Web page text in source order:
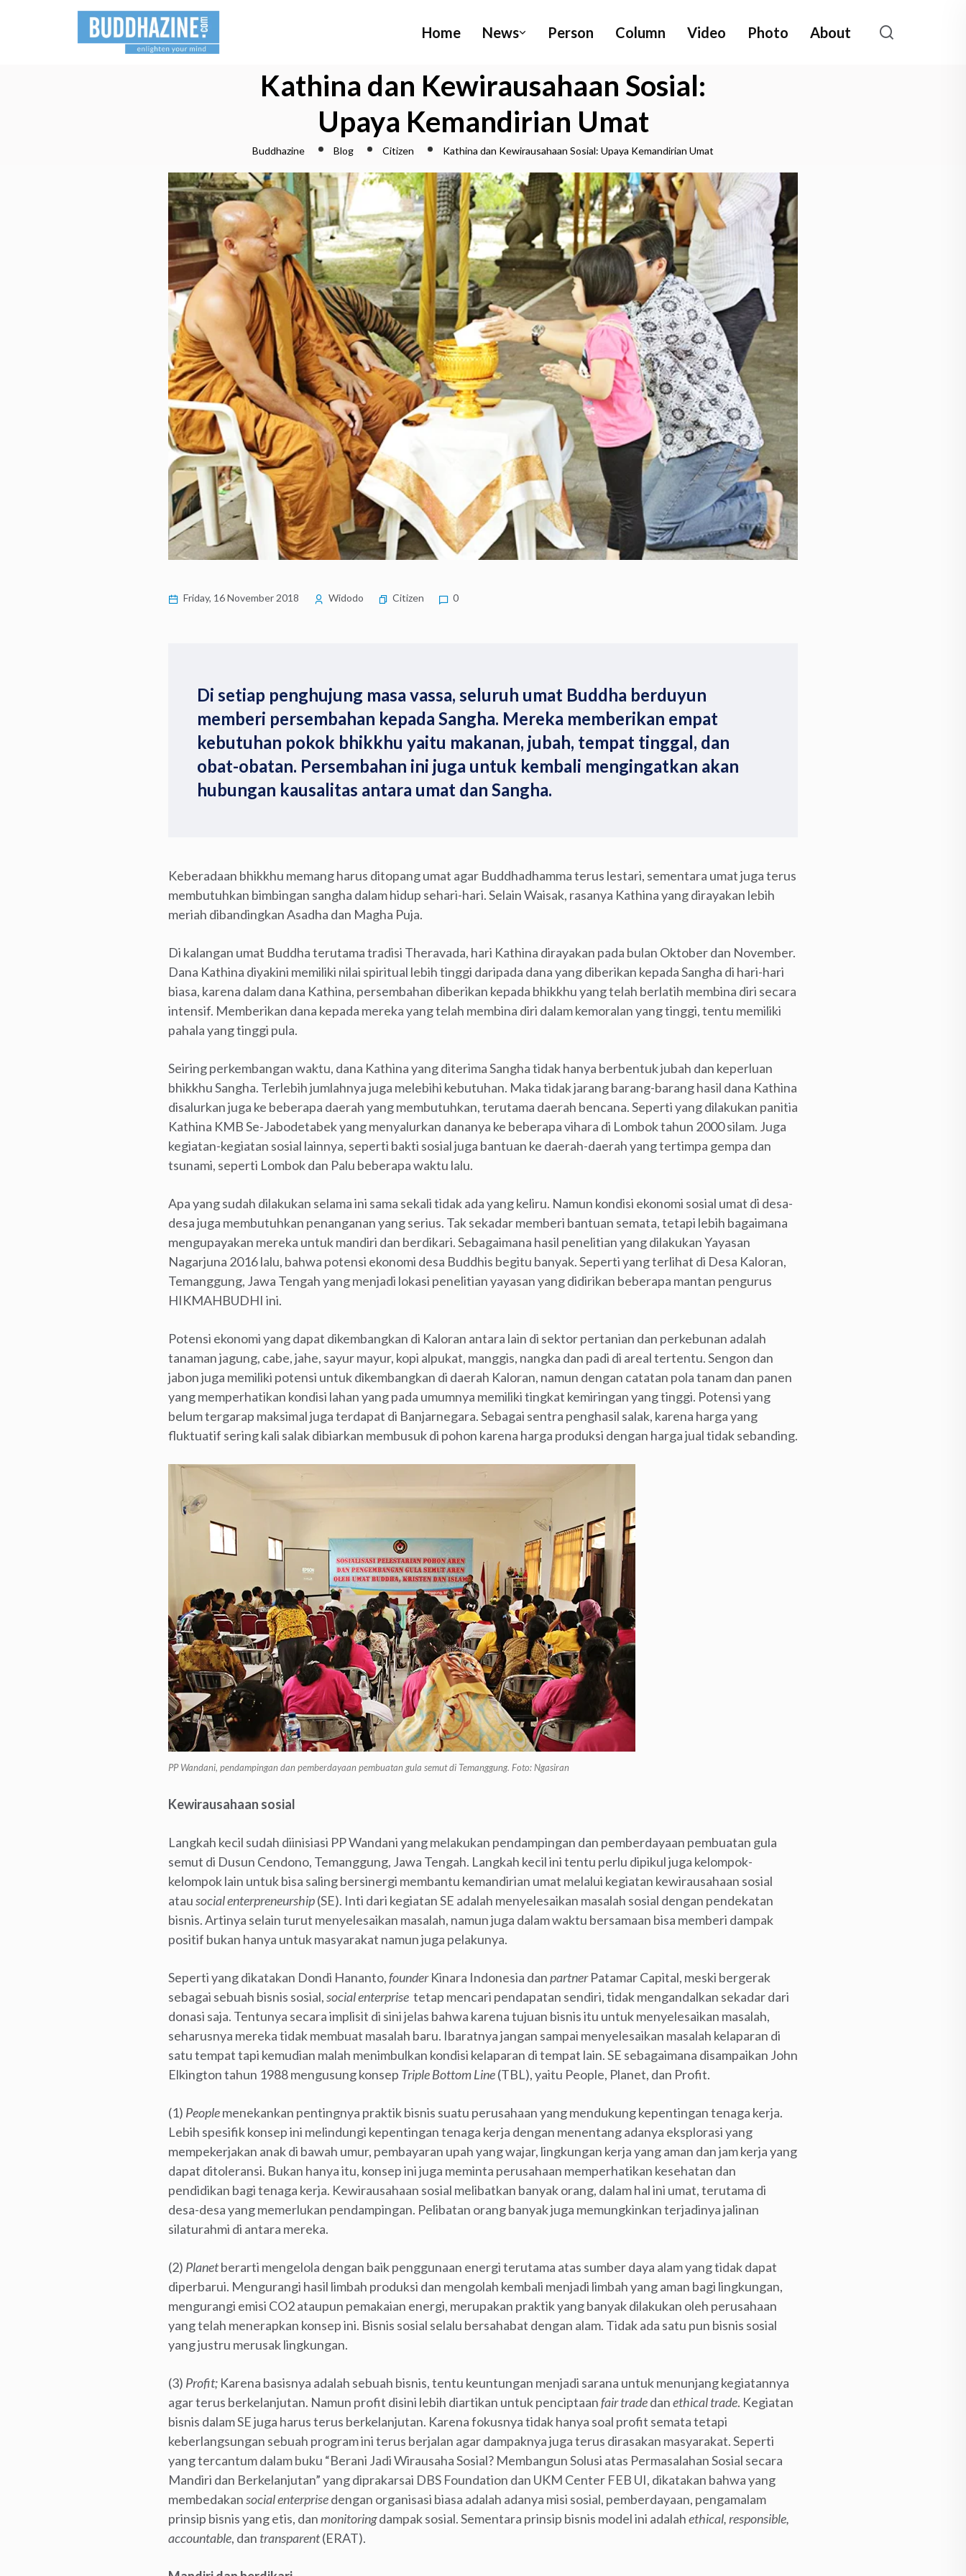
Home News Person Column Video Photo About
Kathina dan Kewirausahaan Sosial:
Upaya Kemandirian Umat
Buddhazine Blog Citizen Kathina dan Kewirausahaan Sosial: Upaya Kemandirian Umat
Friday, 16 November 2018 Widodo Citizen 0
Di setiap penghujung masa vassa, seluruh umat Buddha berduyun
memberi persembahan kepada Sangha. Mereka memberikan empat
kebutuhan pokok bhikkhu yaitu makanan, jubah, tempat tinggal, dan
obat-obatan. Persembahan ini juga untuk kembali mengingatkan akan
hubungan kausalitas antara umat dan Sangha.
Keberadaan bhikkhu memang harus ditopang umat agar Buddhadhamma terus lestari, sementara umat juga terus
membutuhkan bimbingan sangha dalam hidup sehari-hari. Selain Waisak, rasanya Kathina yang dirayakan lebih
meriah dibandingkan Asadha dan Magha Puja.
Di kalangan umat Buddha terutama tradisi Theravada, hari Kathina dirayakan pada bulan Oktober dan November.
Dana Kathina diyakini memiliki nilai spiritual lebih tinggi daripada dana yang diberikan kepada Sangha di hari-hari
biasa, karena dalam dana Kathina, persembahan diberikan kepada bhikkhu yang telah berlatih membina diri secara
intensif. Memberikan dana kepada mereka yang telah membina diri dalam kemoralan yang tinggi, tentu memiliki
pahala yang tinggi pula.
Seiring perkembangan waktu, dana Kathina yang diterima Sangha tidak hanya berbentuk jubah dan keperluan
bhikkhu Sangha. Terlebih jumlahnya juga melebihi kebutuhan. Maka tidak jarang barang-barang hasil dana Kathina
disalurkan juga ke beberapa daerah yang membutuhkan, terutama daerah bencana. Seperti yang dilakukan panitia
Kathina KMB Se-Jabodetabek yang menyalurkan dananya ke beberapa vihara di Lombok tahun 2000 silam. Juga
kegiatan-kegiatan sosial lainnya, seperti bakti sosial juga bantuan ke daerah-daerah yang tertimpa gempa dan
tsunami, seperti Lombok dan Palu beberapa waktu lalu.
Apa yang sudah dilakukan selama ini sama sekali tidak ada yang keliru. Namun kondisi ekonomi sosial umat di desa-
desa juga membutuhkan penanganan yang serius. Tak sekadar memberi bantuan semata, tetapi lebih bagaimana
mengupayakan mereka untuk mandiri dan berdikari. Sebagaimana hasil penelitian yang dilakukan Yayasan
Nagarjuna 2016 lalu, bahwa potensi ekonomi desa Buddhis begitu banyak. Seperti yang terlihat di Desa Kaloran,
Temanggung, Jawa Tengah yang menjadi lokasi penelitian yayasan yang didirikan beberapa mantan pengurus
HIKMAHBUDHI ini.
Potensi ekonomi yang dapat dikembangkan di Kaloran antara lain di sektor pertanian dan perkebunan adalah
tanaman jagung, cabe, jahe, sayur mayur, kopi alpukat, manggis, nangka dan padi di areal tertentu. Sengon dan
jabon juga memiliki potensi untuk dikembangkan di daerah Kaloran, namun dengan catatan pola tanam dan panen
yang memperhatikan kondisi lahan yang pada umumnya memiliki tingkat kemiringan yang tinggi. Potensi yang
belum tergarap maksimal juga terdapat di Banjarnegara. Sebagai sentra penghasil salak, karena harga yang
fluktuatif sering kali salak dibiarkan membusuk di pohon karena harga produksi dengan harga jual tidak sebanding.
PP Wandani, pendampingan dan pemberdayaan pembuatan gula semut di Temanggung. Foto: Ngasiran
Kewirausahaan sosial
Langkah kecil sudah diinisiasi PP Wandani yang melakukan pendampingan dan pemberdayaan pembuatan gula
semut di Dusun Cendono, Temanggung, Jawa Tengah. Langkah kecil ini tentu perlu dipikul juga kelompok-
kelompok lain untuk bisa saling bersinergi membantu kemandirian umat melalui kegiatan kewirausahaan sosial
atausocial enterpreneurship(SE). Inti dari kegiatan SE adalah menyelesaikan masalah sosial dengan pendekatan
bisnis. Artinya selain turut menyelesaikan masalah, namun juga dalam waktu bersamaan bisa memberi dampak
positif bukan hanya untuk masyarakat namun juga pelakunya.
Seperti yang dikatakan Dondi Hananto,founderKinara Indonesia danpartnerPatamar Capital, meski bergerak
sebagai sebuah bisnis sosial,social enterprise tetap mencari pendapatan sendiri, tidak mengandalkan sekadar dari
donasi saja. Tentunya secara implisit di sini jelas bahwa karena tujuan bisnis itu untuk menyelesaikan masalah,
seharusnya mereka tidak membuat masalah baru. Ibaratnya jangan sampai menyelesaikan masalah kelaparan di
satu tempat tapi kemudian malah menimbulkan kondisi kelaparan di tempat lain. SE sebagaimana disampaikan John
Elkington tahun 1988 mengusung konsep Triple Bottom Line(TBL), yaitu People, Planet, dan Profit.
(1) Peoplemenekankan pentingnya praktik bisnis suatu perusahaan yang mendukung kepentingan tenaga kerja.
Lebih spesifik konsep ini melindungi kepentingan tenaga kerja dengan menentang adanya eksplorasi yang
mempekerjakan anak di bawah umur, pembayaran upah yang wajar, lingkungan kerja yang aman dan jam kerja yang
dapat ditoleransi. Bukan hanya itu, konsep ini juga meminta perusahaan memperhatikan kesehatan dan
pendidikan bagi tenaga kerja. Kewirausahaan sosial melibatkan banyak orang, dalam hal ini umat, terutama di
desa-desa yang memerlukan pendampingan. Pelibatan orang banyak juga memungkinkan terjadinya jalinan
silaturahmi di antara mereka.
(2) Planetberarti mengelola dengan baik penggunaan energi terutama atas sumber daya alam yang tidak dapat
diperbarui. Mengurangi hasil limbah produksi dan mengolah kembali menjadi limbah yang aman bagi lingkungan,
mengurangi emisi CO2 ataupun pemakaian energi, merupakan praktik yang banyak dilakukan oleh perusahaan
yang telah menerapkan konsep ini. Bisnis sosial selalu bersahabat dengan alam. Tidak ada satu pun bisnis sosial
yang justru merusak lingkungan.
(3) Profit; Karena basisnya adalah sebuah bisnis, tentu keuntungan menjadi sarana untuk menunjang kegiatannya
agar terus berkelanjutan. Namun profit disini lebih diartikan untuk penciptaanfair tradedanethical trade. Kegiatan
bisnis dalam SE juga harus terus berkelanjutan. Karena fokusnya tidak hanya soal profit semata tetapi
keberlangsungan sebuah program ini terus berjalan agar dampaknya juga terus dirasakan masyarakat. Seperti
yang tercantum dalam buku “Berani Jadi Wirausaha Sosial? Membangun Solusi atas Permasalahan Sosial secara
Mandiri dan Berkelanjutan” yang diprakarsai DBS Foundation dan UKM Center FEB UI, dikatakan bahwa yang
membedakansocial enterprisedengan organisasi biasa adalah adanya misi sosial, pemberdayaan, pengamalam
prinsip bisnis yang etis, danmonitoringdampak sosial. Sementara prinsip bisnis model ini adalahethical, responsible,
accountable, dan transparent(ERAT).